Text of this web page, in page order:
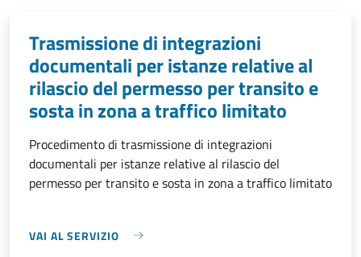
Trasmissione di integrazioni
documentali per istanze relative al
rilascio del permesso per transito e
sosta in zona a traffico limitato
Procedimento di trasmissione di integrazioni
documentali per istanze relative al rilascio del
permesso per transito e sosta in zona a traffico limitato
VAI AL SERVIZIO